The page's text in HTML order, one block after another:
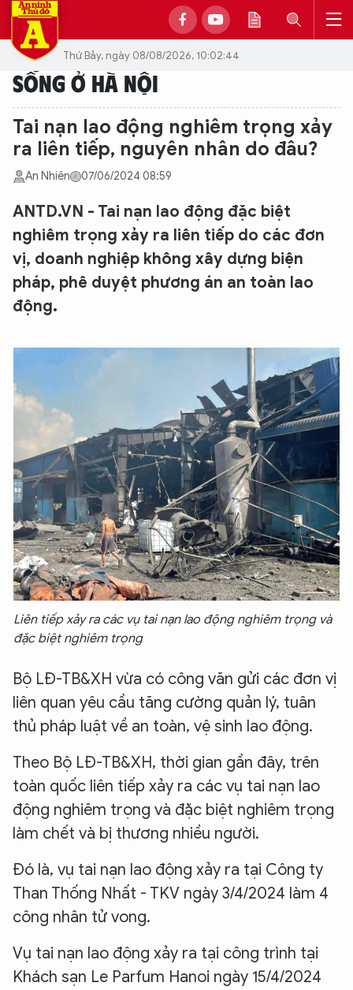
Thứ Bảy, ngày 08/08/2026, 10:02:44
SỐNG Ở HÀ NỘI
Tai nạn lao động nghiêm trọng xảy
ra liên tiếp, nguyên nhân do đâu?
An Nhiên 07/06/2024 08:59
ANTD.VN - Tai nạn lao động đặc biệt
nghiêm trọng xảy ra liên tiếp do các đơn
vị, doanh nghiệp không xây dựng biện
pháp, phê duyệt phương án an toàn lao
động.
Liên tiếp xảy ra các vụ tai nạn lao động nghiêm trọng và
đặc biệt nghiêm trọng
Bộ LĐ-TB&XH vừa có công văn gửi các đơn vị
liên quan yêu cầu tăng cường quản lý, tuân
thủ pháp luật về an toàn, vệ sinh lao động.
Theo Bộ LĐ-TB&XH, thời gian gần đây, trên
toàn quốc liên tiếp xảy ra các vụ tai nạn lao
động nghiêm trọng và đặc biệt nghiêm trọng
làm chết và bị thương nhiều người.
Đó là, vụ tai nạn lao động xảy ra tại Công ty
Than Thống Nhất - TKV ngày 3/4/2024 làm 4
công nhân tử vong.
Vụ tai nạn lao động xảy ra tại công trình tại
Khách sạn Le Parfum Hanoi ngày 15/4/2024